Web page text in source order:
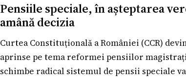
Pensiile speciale, în așteptarea
amână decizia
Curtea Constituțională a României (CCR)
aprinse pe tema reformei pensiilor
schimbe radical sistemul de pensii speciale